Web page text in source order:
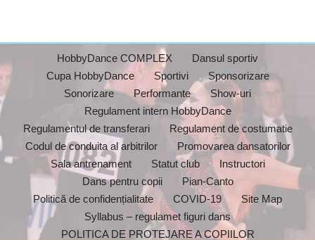
HobbyDance COMPLEX
Dansul sportiv
Cupa HobbyDance
Sportivi
Sponsorizare
Sonorizare
Performante
Show-uri
Regulament intern HobbyDance
Regulamentul de transferari
Regulament de costumatie
Codul de conduita al arbitrilor
Promovarea dansatorilor
Sala antrenament
Statut club
Instructori
Dans pentru copii
Pian-Canto
Politică de confidențialitate
COVID-19
Site Map
Syllabus – regulamet figuri dans
POLITICA DE PROTEJARE A COPIILOR